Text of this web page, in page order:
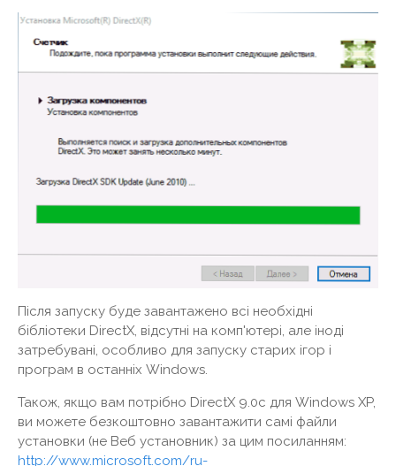
Після запуску буде завантажено всі необхідні
бібліотеки DirectX, відсутні на комп'ютері, але іноді
затребувані, особливо для запуску старих ігор і
програм в останніх Windows.
Також, якщо вам потрібно DirectX 9.0c для Windows XP,
ви можете безкоштовно завантажити самі файли
установки (не Веб установник) за цим посиланням:
http://www.microsoft.com/ru-